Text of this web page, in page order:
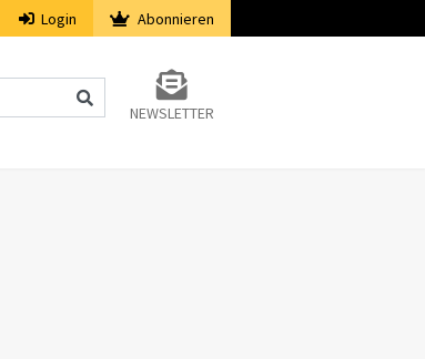
Login Abonnieren
NEWSLETTER